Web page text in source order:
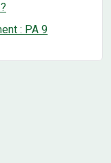
: PA 9